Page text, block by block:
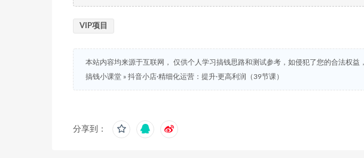
VIP项目
本站内容均来源于互联网， 仅供个人学习搞钱思路和测试参考，如侵犯了您的合法权益
搞钱小课堂 » 抖音小店·精细化运营：提升·更高利润（39节课）
分享到：